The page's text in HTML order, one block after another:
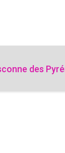
des